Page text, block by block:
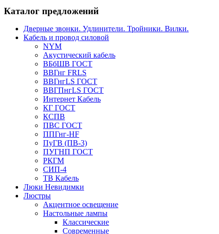
Каталог предложений
Дверные звонки. Удлинители. Тройники. Вилки.
Кабель и провод силовой
NYM
Акустический кабель
ВБбШВ ГОСТ
ВВГнг FRLS
ВВГнгLS ГОСТ
ВВГПнгLS ГОСТ
Интернет Кабель
КГ ГОСТ
КСПВ
ПВС ГОСТ
ППГнг-HF
ПуГВ (ПВ-3)
ПУГНП ГОСТ
РКГМ
СИП-4
ТВ Кабель
Люки Невидимки
Люстры
Акцентное освещение
Настольные лампы
Классические
Современные